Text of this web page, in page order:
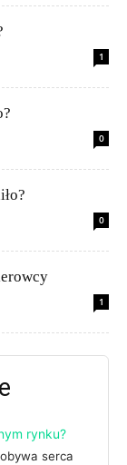
1
0
0
1
rynku?
serca